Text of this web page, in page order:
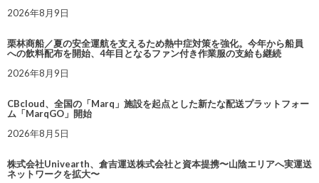
2026年8月9日
栗林商船／夏の安全運航を支えるため熱中症対策を強化。今年から船員
への飲料配布を開始、4年目となるファン付き作業服の支給も継続
2026年8月9日
CBcloud、全国の「Marq」施設を起点とした新たな配送プラットフォー
ム「MarqGO」開始
2026年8月5日
株式会社Univearth、倉吉運送株式会社と資本提携〜山陰エリアへ実運送
ネットワークを拡大〜